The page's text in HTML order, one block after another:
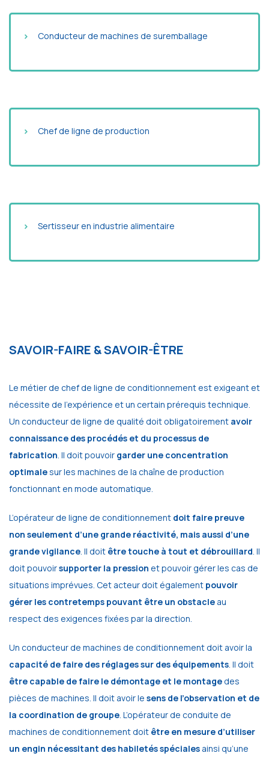
Conducteur de machines de suremballage
Chef de ligne de production
Sertisseur en industrie alimentaire
SAVOIR-FAIRE & SAVOIR-ÊTRE
Le métier de chef de ligne de conditionnement est exigeant et
nécessite de l’expérience et un certain prérequis technique.
Un conducteur de ligne de qualité doit obligatoirement avoir
connaissance des procédés et du processus de
fabrication . Il doit pouvoir garder une concentration
optimalesur les machines de la chaîne de production
fonctionnant en mode automatique.
L’opérateur de ligne de conditionnement doit faire preuve
non seulement d’une grande réactivité, mais aussi d’une
grande vigilance . Il doit être touche à tout et débrouillard . Il
doit pouvoirsupporter la pression et pouvoir gérer les cas de
situations imprévues. Cet acteur doit également pouvoir
gérer les contretemps pouvant être un obstacle au
respect des exigences fixées par la direction.
Un conducteur de machines de conditionnement doit avoir la
capacité de faire des réglages sur des équipements . Il doit
être capable de faire le démontage et le montagedes
pièces de machines. Il doit avoir le sens de l’observation et de
la coordination de groupe . L’opérateur de conduite de
machines de conditionnement doit être en mesure d’utiliser
un engin nécessitant des habiletés spéciales ainsi qu’une